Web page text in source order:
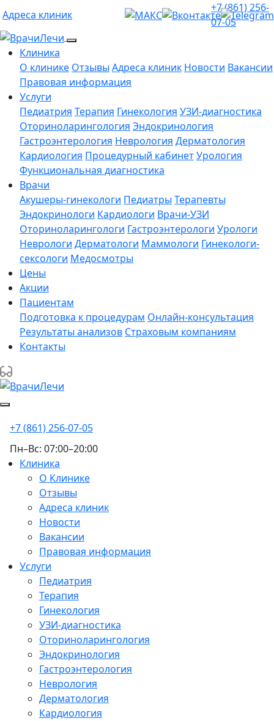
Адреса клиник
+7 (861) 256-
07-05
Клиника
О клинике Отзывы Адреса клиник Новости Вакансии
Правовая информация
Услуги
Педиатрия Терапия Гинекология УЗИ-диагностика
Оториноларингология Эндокринология
Гастроэнтерология Неврология Дерматология
Кардиология Процедурный кабинетУрология
Функциональная диагностика
Врачи
Акушеры-гинекологи Педиатры Терапевты
Эндокринологи Кардиологи Врачи-УЗИ
Оториноларингологи Гастроэнтерологи Урологи
Неврологи Дерматологи Маммологи Гинекологи-
сексологи Медосмотры
Цены
Акции
Пациентам
Подготовка к процедурам Онлайн-консультация
Результаты анализов Страховым компаниям
Контакты
+7 (861) 256-07-05
Пн–Вс: 07:00–20:00
Клиника
О Клинике
Отзывы
Адреса клиник
Новости
Вакансии
Правовая информация
Услуги
Педиатрия
Терапия
Гинекология
УЗИ-диагностика
Оториноларингология
Эндокринология
Гастроэнтерология
Неврология
Дерматология
Кардиология